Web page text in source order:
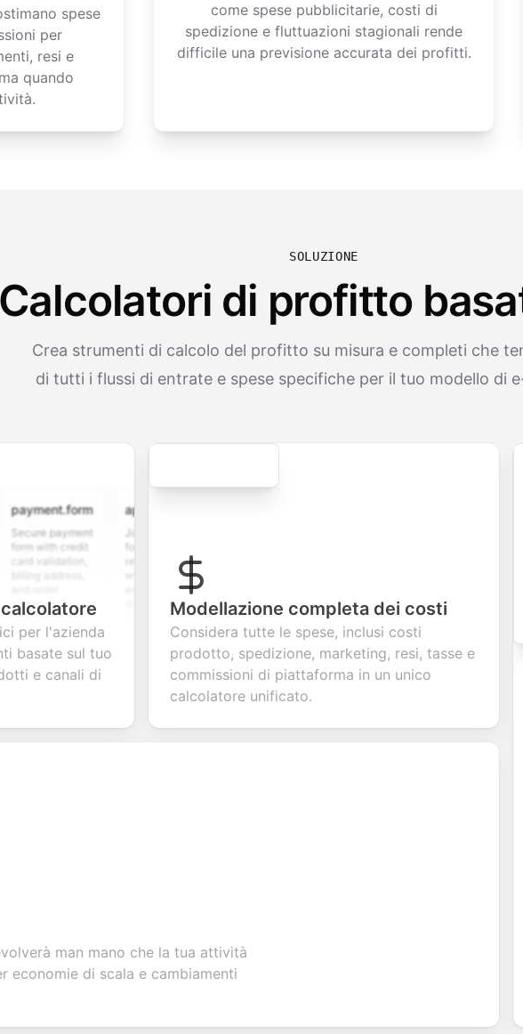
spese
per
resi e
quando
come spese pubblicitarie, costi di
spedizione e fluttuazioni stagionali rende
difficile una previsione accurata dei profitti.
SOLUZIONE
Calcolatori di profitto
Crea strumenti di calcolo del profitto su misura e completi che
di tutti i flussi di entrate e spese specifiche per il tuo modello di
payment
with credit
validation,
for
e-
application.form
Job application
form with
resume upload,
details, and
custom
screening
questions for
efficient
candidate
and message
fields. Perfect
for gathering
customer
inquiries and
feedback.
and open-ended
questions to
collect valuable
feedback about
your products or
services.
and profile
information
account
per l'azienda
basate sul tuo
e canali di
Secure
Modellazione completa dei costi
Considera tutte le spese, inclusi costi
prodotto, spedizione, marketing, resi, tasse e
commissioni di piattaforma in un unico
calcolatore unificato.
man mano che la tua attività
economie di scala e cambiamenti